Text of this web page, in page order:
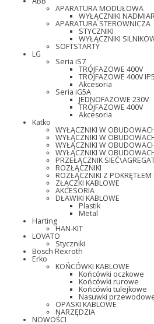
APARATURA MODUŁOWA
WYŁĄCZNIKI
APARATURA STEROWNICZA
STYCZNIKI
WYŁĄCZNIKI
SOFTSTARTY
LG
Seria iS7
TRÓJFAZOWE 400V
TRÓJFAZOWE 400V
Akcesoria
Seria iG5A
JEDNOFAZOWE 230V
TRÓJFAZOWE 400V
Akcesoria
Katko
WYŁĄCZNIKI W
WYŁĄCZNIKI W
WYŁĄCZNIKI W
WYŁĄCZNIKI W
PRZEŁĄCZNIK
ROZŁĄCZNIKI
ROZŁĄCZNIKI Z
ZŁĄCZKI KABLOWE
AKCESORIA
DŁAWIKI KABLOWE
Plastik
Metal
Harting
HAN-KIT
LOVATO
Styczniki
Bosch Rexroth
Erko
KOŃCÓWKI KABLOWE
Końcówki oczkowe
Końcówki rurowe
Końcówki tulejkowe
Nasuwki
OPASKI KABLOWE
NARZĘDZIA
NOWOŚCI